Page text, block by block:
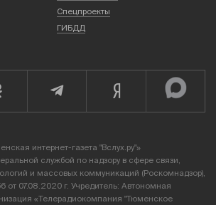
Спецпроекты
ГИБДД
интернет-газета "Вслух.ру"»
службой по надзору в сфере связи,
и массовых коммуникаций (Роскомнадзор),
07.08.2020 г. Учредитель: Автономная
«Телерадиокомпания "Тюменское